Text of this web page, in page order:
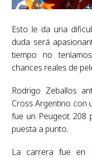
Esto le da una
duda será
tiempo no
chances reales de
Rodrigo Zeballos
Cross Argentino con
fue un Peugeot 208
puesta a punto.
La carrera fue en